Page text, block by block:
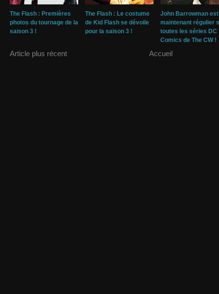
The Flash : Premières
photos du tournage de la
saison 3 !
The Flash : Le costume
de Kid Flash se dévoile
pour la saison 3 !
John Barrowman est
maintenant régulier
toutes les séries DC
Comics de The CW !
Article plus récent Accueil